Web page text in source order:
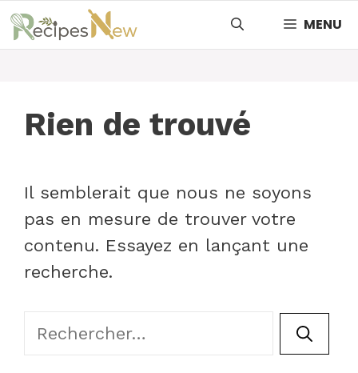
Aller
au
MENU
Rien de trouvé
Il semblerait que nous ne soyons
pas en mesure de trouver votre
contenu. Essayez en lançant une
recherche.
Rechercher :